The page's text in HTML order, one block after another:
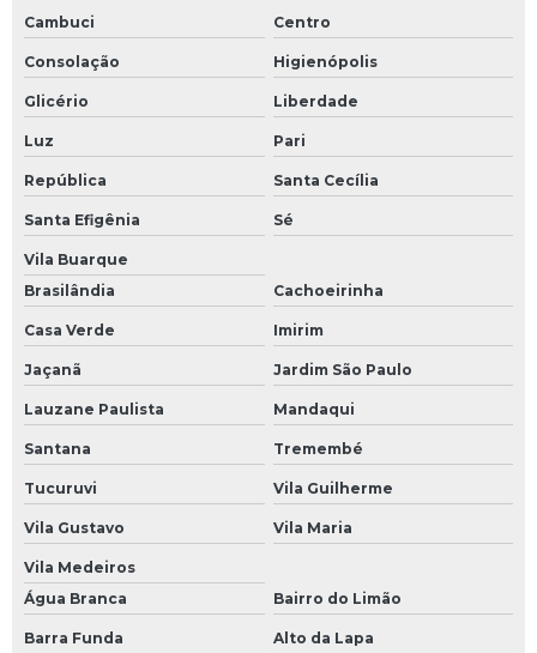
Cambuci Centro
Consolação Higienópolis
Glicério Liberdade
Luz Pari
República Santa Cecília
Santa Efigênia Sé
Vila Buarque
Brasilândia
Cachoeirinha
Casa Verde Imirim
Jaçanã Jardim São Paulo
Lauzane Paulista Mandaqui
Santana Tremembé
Tucuruvi Vila Guilherme
Vila Gustavo Vila Maria
Vila Medeiros
Água Branca
Bairro do Limão
Barra Funda Alto da Lapa